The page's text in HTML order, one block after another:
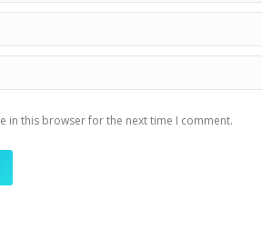
in this browser for the next time I comment.